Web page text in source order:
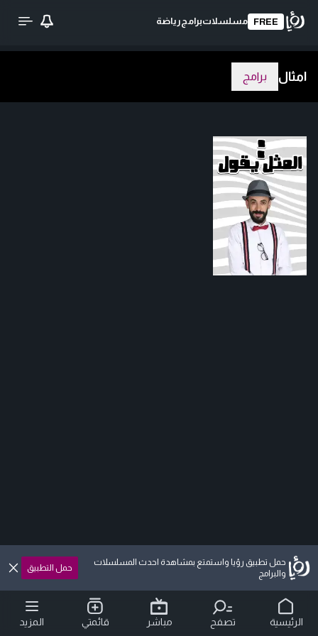
FREE مسلسلاتبرامج رياضة
امثال برامج
حمل تطبيق رؤيا واستمتع بمشاهدة احدث المسلسلات
والبرامج
حمل التطبيق
الرئيسية تصفح مباشر قائمتي المزيد